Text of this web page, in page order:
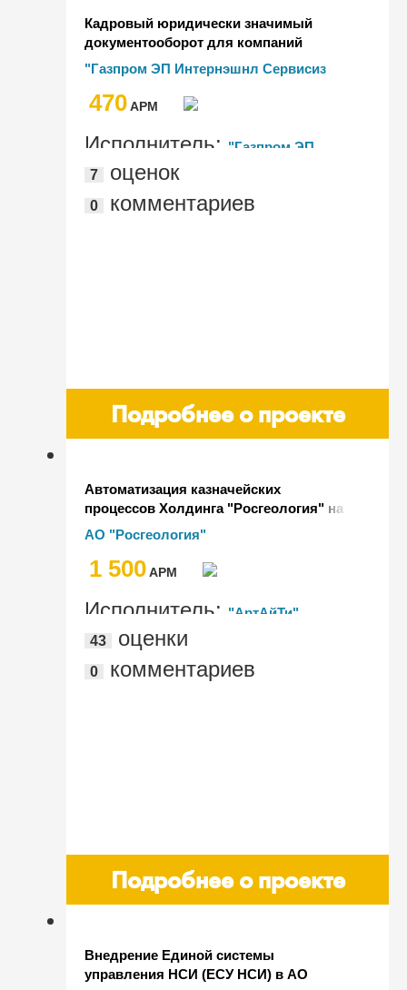
Кадровый юридически значимый
документооборот для компаний
холдингового типа
"Газпром ЭП Интернэшнл Сервисиз
470AРМ
Исполнитель: "Газпром ЭП
Интернэшнл Сервисиз Б.В." (филиал в
г. Санкт-Петербург)
7 оценок
0 комментариев
Подробнее о проекте
Автоматизация казначейских
процессов Холдинга "Росгеология" на
базе "1С:Управление холдингом"
АО "Росгеология"
1 500AРМ
Исполнитель: "АртАйТи"
43
оценки
0 комментариев
Подробнее о проекте
Внедрение Единой системы
управления НСИ (ЕСУ НСИ) в АО